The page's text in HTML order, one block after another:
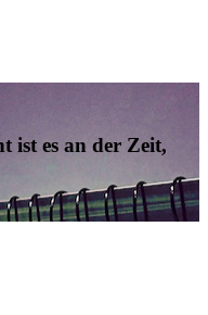
ist es an der Zeit,